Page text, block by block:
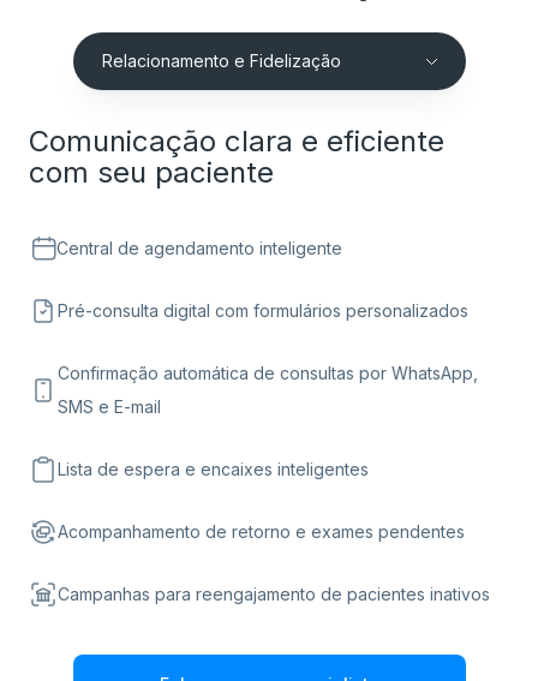
Relacionamento e Fidelização
Comunicação clara e eficiente
com seu paciente
Central de agendamento inteligente
Pré-consulta digital com formulários personalizados
Confirmação automática de consultas por WhatsApp,
SMS e E-mail
Lista de espera e encaixes inteligentes
Acompanhamento de retorno e exames pendentes
Campanhas para reengajamento de pacientes inativos